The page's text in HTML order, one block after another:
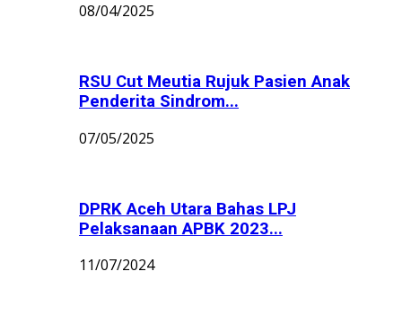
08/04/2025
RSU Cut Meutia Rujuk Pasien Anak
Penderita Sindrom...
07/05/2025
DPRK Aceh Utara Bahas LPJ
Pelaksanaan APBK 2023...
11/07/2024